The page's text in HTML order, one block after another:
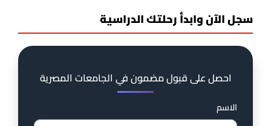
سجل الآن وابدأ رحلتك الدراسية
احصل على قبول مضمون في الجامعات المصرية
الاسم